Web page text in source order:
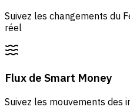
Suivez les changements du
réel
Flux de Smart Money
Suivez les mouvements des